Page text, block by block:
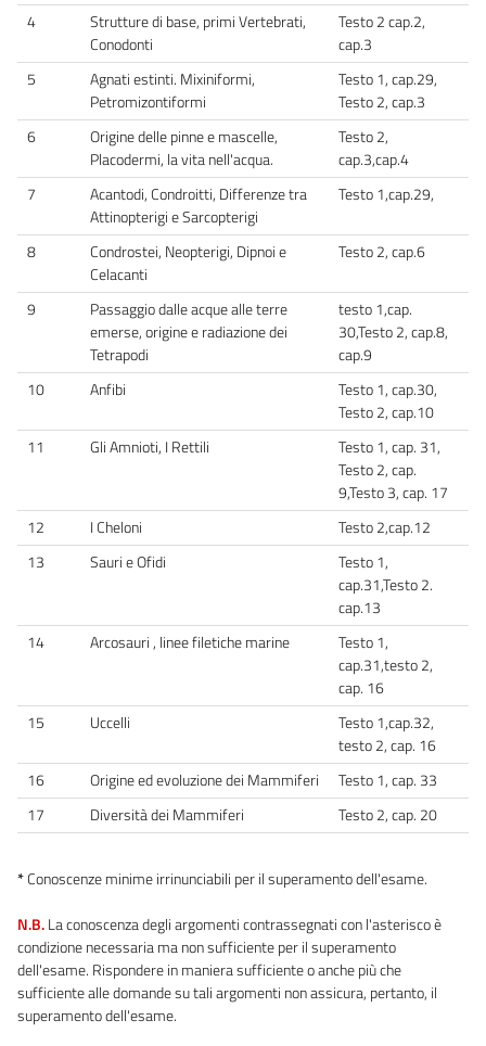
4
Strutture di base, primi Vertebrati,
Conodonti
Testo 2 cap.2,
cap.3
5
Agnati estinti. Mixiniformi,
Petromizontiformi
Testo 1, cap.29,
Testo 2, cap.3
6
Origine delle pinne e mascelle,
Placodermi, la vita nell'acqua.
Testo 2,
cap.3,cap.4
7
Acantodi, Condroitti, Differenze tra
Attinopterigi e Sarcopterigi
Testo 1,cap.29,
8
Condrostei, Neopterigi, Dipnoi e
Celacanti
Testo 2, cap.6
9
Passaggio dalle acque alle terre
emerse, origine e radiazione dei
Tetrapodi
testo 1,cap.
30,Testo 2, cap.8,
cap.9
10
Anfibi
Testo 1, cap.30,
Testo 2, cap.10
11
Gli Amnioti, I Rettili
Testo 1, cap. 31,
Testo 2, cap.
9,Testo 3, cap. 17
12
I Cheloni
Testo 2,cap.12
13
Sauri e Ofidi
Testo 1,
cap.31,Testo 2.
cap.13
14
Arcosauri , linee filetiche marine
Testo 1,
cap.31,testo 2,
cap. 16
15
Uccelli
Testo 1,cap.32,
testo 2, cap. 16
16
Origine ed evoluzione dei Mammiferi
Testo 1, cap. 33
17
Diversità dei Mammiferi Testo 2, cap. 20
*Conoscenze minime irrinunciabili per il superamento dell'esame.
N.B.La conoscenza degli argomenti contrassegnati con l'asterisco è
condizione necessaria ma non sufficiente per il superamento
dell'esame. Rispondere in maniera sufficiente o anche più che
sufficiente alle domande su tali argomenti non assicura, pertanto, il
superamento dell'esame.